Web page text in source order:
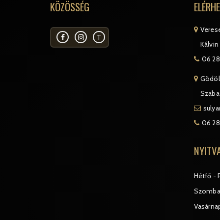
KÖZÖSSÉG
T
Kálvin
06
06
Hétfő -